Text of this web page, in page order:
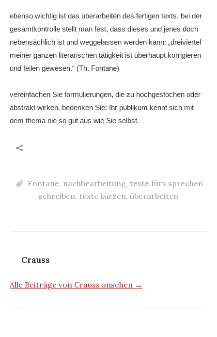
ebenso wichtig ist das überarbeiten des fertigen texts. bei der
gesamtkontrolle stellt man fest, dass dieses und jenes doch
nebensächlich ist und weggelassen werden kann: „dreiviertel
meiner ganzen literarischen tätigkeit ist überhaupt korrigieren
und feilen gewesen.“ (Th. Fontane)
vereinfachen Sie formulierungen, die zu hochgestochen oder
abstrakt wirken. bedenken Sie: Ihr publikum kennt sich mit
dem thema nie so gut aus wie Sie selbst.
Fontane, nachbearbeitung, texte fürs sprechen
schreiben, texte kürzen, überarbeiten
Crauss
Alle Beiträge von Crauss ansehen →